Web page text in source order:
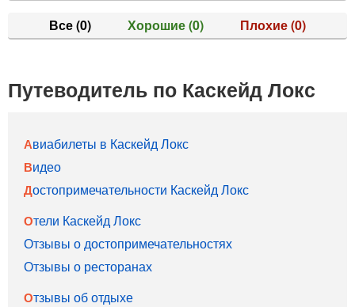
Все(0) Хорошие(0) Плохие(0)
Путеводитель по Каскейд Локс
Авиабилеты в Каскейд Локс
Видео
Достопримечательности Каскейд Локс
Отели Каскейд Локс
Отзывы о достопримечательностях
Отзывы о ресторанах
Отзывы об отдыхе